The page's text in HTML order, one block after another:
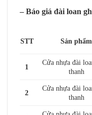
– Báo giá đài loan
STT Sản phẩm
1
Cửa nhựa đài
thanh
2
Cửa nhựa đài
thanh